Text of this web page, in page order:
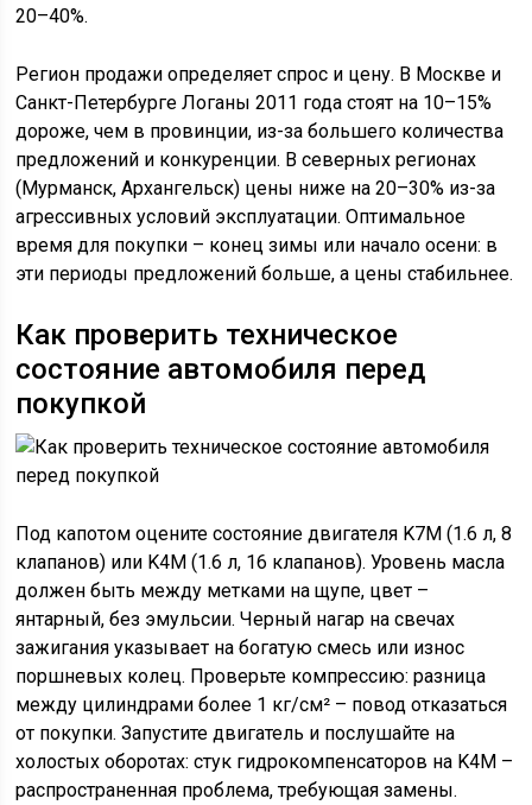
20–40%.
Регион продажи определяет спрос и цену. В Москве и
Санкт-Петербурге Логаны 2011 года стоят на 10–15%
дороже, чем в провинции, из-за большего количества
предложений и конкуренции. В северных регионах
(Мурманск, Архангельск) цены ниже на 20–30% из-за
агрессивных условий эксплуатации. Оптимальное
время для покупки – конец зимы или начало осени: в
эти периоды предложений больше, а цены стабильнее.
Как проверить техническое
состояние автомобиля перед
покупкой
Под капотом оцените состояние двигателя K7M (1.6 л, 8
клапанов) или K4M (1.6 л, 16 клапанов). Уровень масла
должен быть между метками на щупе, цвет –
янтарный, без эмульсии. Черный нагар на свечах
зажигания указывает на богатую смесь или износ
поршневых колец. Проверьте компрессию: разница
между цилиндрами более 1 кг/см² – повод отказаться
от покупки. Запустите двигатель и послушайте на
холостых оборотах: стук гидрокомпенсаторов на K4M –
распространенная проблема, требующая замены.